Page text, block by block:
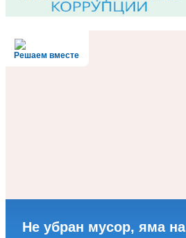
Решаем вместе
Не убран мусор, яма на